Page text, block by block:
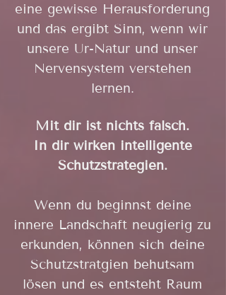
eine gewisse Herausforderung
und das ergibt Sinn, wenn wir
unsere Ur-Natur und unser
Nervensystem verstehen
lernen.
Mit dir ist nichts falsch.
In dir wirken intelligente
Schutzstrategien.
Wenn du beginnst deine
innere Landschaft neugierig zu
erkunden, können sich deine
Schutzstratgien behutsam
lösen und es entsteht Raum